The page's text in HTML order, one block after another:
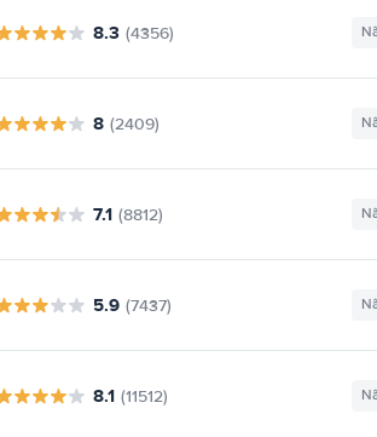
8.3 (4356)
8 (2409)
7.1 (8812)
5.9 (7437)
8.1 (11512)